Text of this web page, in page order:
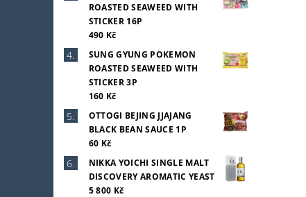
ROASTED SEAWEED WITH
STICKER 16P
490 Kč
SUNG GYUNG POKEMON
ROASTED SEAWEED WITH
STICKER 3P
160 Kč
OTTOGI BEJING JJAJANG
BLACK BEAN SAUCE 1P
60 Kč
NIKKA YOICHI SINGLE MALT
DISCOVERY AROMATIC YEAST
5 800 Kč